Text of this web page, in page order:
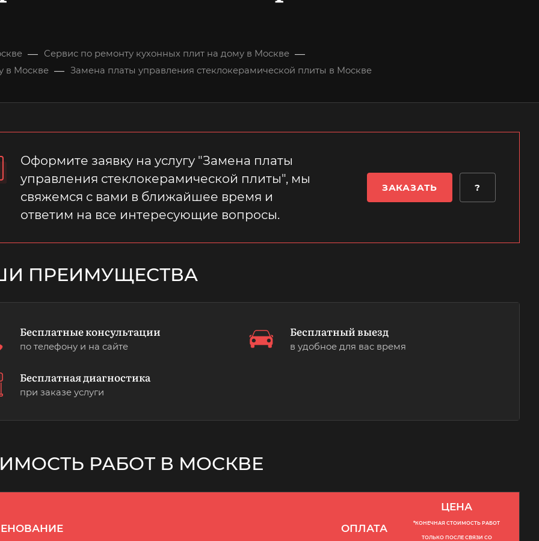
— Сервис по ремонту кухонных плит на дому в Москве —
в Москве — Замена платы управления стеклокерамической плиты в Москве
Оформите заявку на услугу "Замена платы
управления стеклокерамической плиты", мы
свяжемся с вами в ближайшее время и
ответим на все интересующие вопросы.
ЗАКАЗАТЬ ?
ПРЕИМУЩЕСТВА
Бесплатные консультации
по телефону и на сайте
Бесплатный выезд
в удобное для вас время
Бесплатная диагностика
при заказе услуги
РАБОТ В МОСКВЕ
ОПЛАТА
ЦЕНА
*КОНЕЧНАЯ СТОИМОСТЬ РАБОТ
ТОЛЬКО ПОСЛЕ СВЯЗИ СО